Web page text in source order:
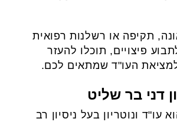
תקיפה או רשלנות רפואית
פיצויים, תוכלו להעזר
העו"ד שמתאים לכם.
דני בר שליט
עו"ד ונוטריון בעל ניסיון רב